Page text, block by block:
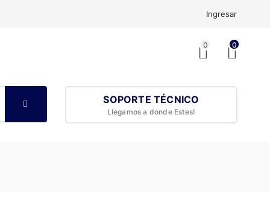
Ingresar
0 0
SOPORTE TÉCNICO
Llegamos a donde Estes!